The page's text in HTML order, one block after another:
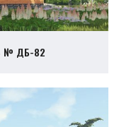
№ ДБ-82